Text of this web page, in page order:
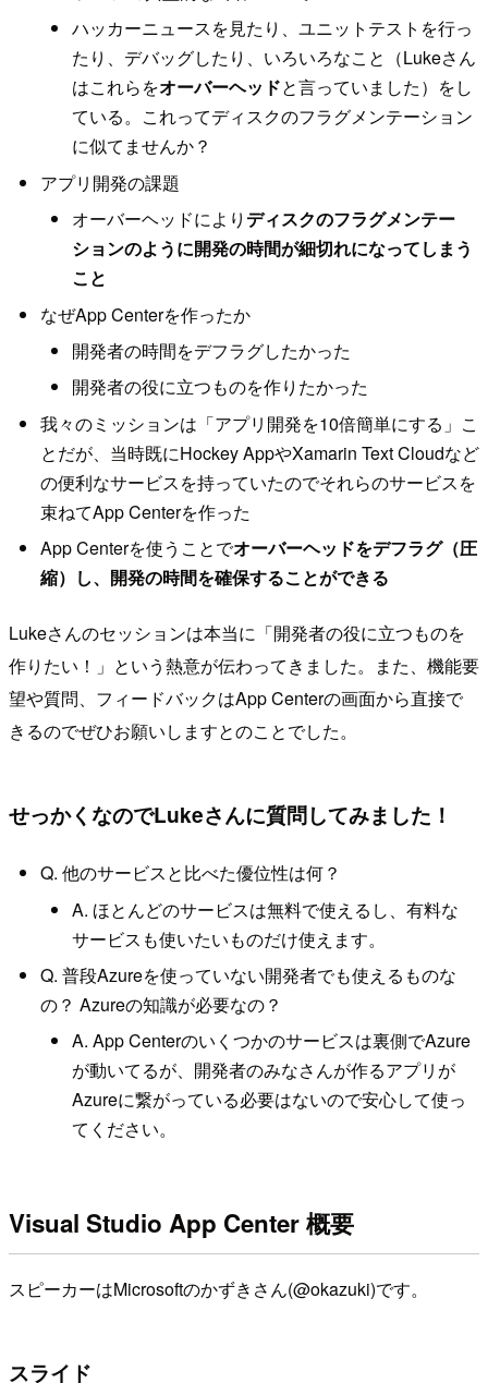
ハッカーニュースを見たり、ユニットテストを行っ
たり、デバッグしたり、いろいろなこと（Lukeさん
はこれらをオーバーヘッドと言っていました）をし
ている。これってディスクのフラグメンテーション
に似てませんか？
アプリ開発の課題
オーバーヘッドによりディスクのフラグメンテー
ションのように開発の時間が細切れになってしまう
こと
なぜApp Centerを作ったか
開発者の時間をデフラグしたかった
開発者の役に立つものを作りたかった
我々のミッションは「アプリ開発を10倍簡単にする」こ
とだが、当時既にHockey AppやXamarin Text Cloudなど
の便利なサービスを持っていたのでそれらのサービスを
束ねてApp Centerを作った
App Centerを使うことでオーバーヘッドをデフラグ（圧
縮）し、開発の時間を確保することができる
Lukeさんのセッションは本当に「開発者の役に立つものを
作りたい！」という熱意が伝わってきました。また、機能要
望や質問、フィードバックはApp Centerの画面から直接で
きるのでぜひお願いしますとのことでした。
せっかくなのでLukeさんに質問してみました！
Q. 他のサービスと比べた優位性は何？
A. ほとんどのサービスは無料で使えるし、有料な
サービスも使いたいものだけ使えます。
Q. 普段Azureを使っていない開発者でも使えるものな
の？ Azureの知識が必要なの？
A. App Centerのいくつかのサービスは裏側でAzure
が動いてるが、開発者のみなさんが作るアプリが
Azureに繋がっている必要はないので安心して使っ
てください。
Visual Studio App Center 概要
スピーカーはMicrosoftのかずきさん(@okazuki)です。
スライド